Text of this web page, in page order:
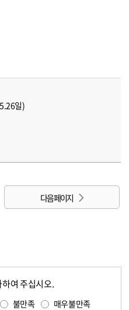
일)
다음 페이지
여 주십시오.
불만족 매우불만족